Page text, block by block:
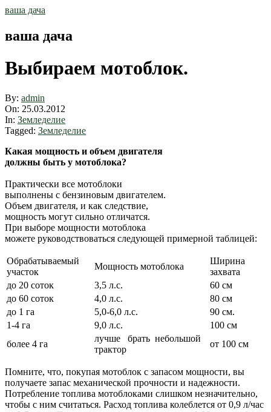
Skip
ваша дача
ваша дача
Выбираем мотоблок.
By: admin
On: 25.03.2012
In: Земледелие
Tagged: Земледелие
Какая мощность и объем двигателя
должны быть у мотоблока?
Практически все мотоблоки
выполнены с бензиновым двигателем.
Объем двигателя, и как следствие,
мощность могут сильно отличатся.
При выборе мощности мотоблока
можете руководствоваться следующей примерной таблицей:
Обрабатываемый
участок
Мощность мотоблока
Ширина
захвата
до 20 соток
3,5 л.с.
60 см
до 60 соток
4,0 л.с.
80 см
до 1 га
5,0-6,0 л.с.
90 см.
1-4 га
9,0 л.с.
100 см
более 4 га
лучше брать небольшой
трактор
от 100 см
Помните, что, покупая мотоблок с запасом мощности, вы
получаете запас механической прочности и надежности.
Потребление топлива мотоблоками слишком незначительно,
чтобы с ним считаться. Расход топлива колеблется от 0,9 л/час